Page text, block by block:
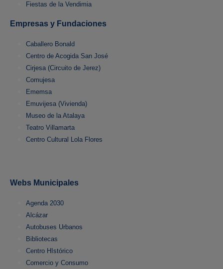
Fiestas de la Vendimia
Empresas y Fundaciones
Caballero Bonald
Centro de Acogida San José
Cirjesa (Circuito de Jerez)
Comujesa
Ememsa
Emuvijesa (Vivienda)
Museo de la Atalaya
Teatro Villamarta
Centro Cultural Lola Flores
Webs Municipales
Agenda 2030
Alcázar
Autobuses Urbanos
Bibliotecas
Centro HIstórico
Comercio y Consumo